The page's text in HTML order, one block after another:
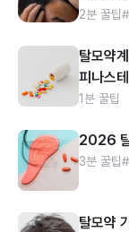
2분 꿀팁
탈모약
피나스
1분 꿀팁
2026
3분 꿀팁
탈모약